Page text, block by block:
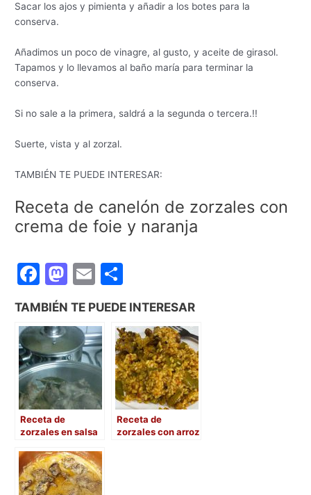
Sacar los ajos y pimienta y añadir a los botes para la
conserva.
Añadimos un poco de vinagre, al gusto, y aceite de girasol.
Tapamos y lo llevamos al baño maría para terminar la
conserva.
Si no sale a la primera, saldrá a la segunda o tercera.!!
Suerte, vista y al zorzal.
TAMBIÉN TE PUEDE INTERESAR:
Receta de canelón de zorzales con
crema de foie y naranja
F
a
c
e
b
o
o
k
M
a
st
o
d
o
n
E
m
ai
l
o
m
p
ar
tir
TAMBIÉN TE PUEDE INTERESAR
Receta de
zorzales en salsa
Receta de
zorzales con arroz